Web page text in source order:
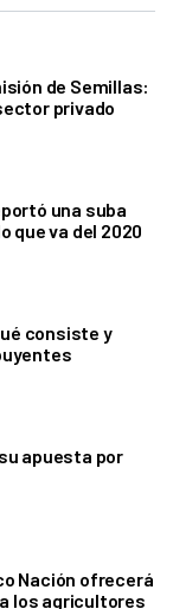
de Semillas:
privado
una suba
que va del 2020
consiste y
apuesta por
Nación ofrecerá
los agricultores